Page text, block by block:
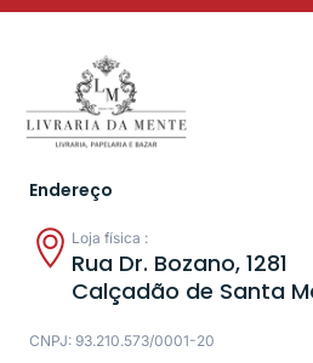
Endereço
Loja física :
Rua Dr. Bozano, 1281
Calçadão de Santa
CNPJ: 93.210.573/0001-20